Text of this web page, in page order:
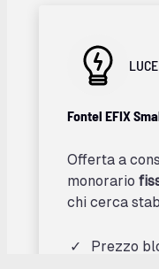
Fontel EFIX
Offerta a
monorario
chi cerca
Prezzo